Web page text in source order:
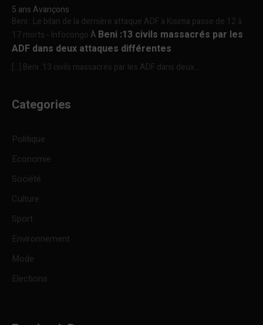
5 ans Avançons
Beni : Le bilan de la dernière attaque ADF à Kisima passe de 12 à
17 morts - InfocongoÀ Beni :13 civils massacrés par les
ADF dans deux attaques différentes
[…] Beni :13 civils massacrés par les ADF dans deux...
Categories
Politique
Economie
Société
Culture
Sport
Environnement
Mode
Elections